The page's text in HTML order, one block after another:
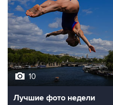
10
Лучшие фото недели